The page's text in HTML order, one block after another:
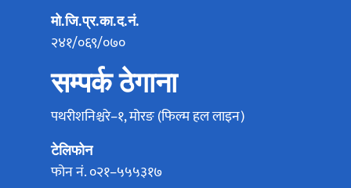
मो.जि.प्र.का.द.नं.
२४१/०६९/०७०
सम्पर्क ठेगाना
पथरीशनिश्चरे–१, मोरङ (फिल्म हल लाइन)
टेलिफोन
फोन नं. ०२१–५५५३१७